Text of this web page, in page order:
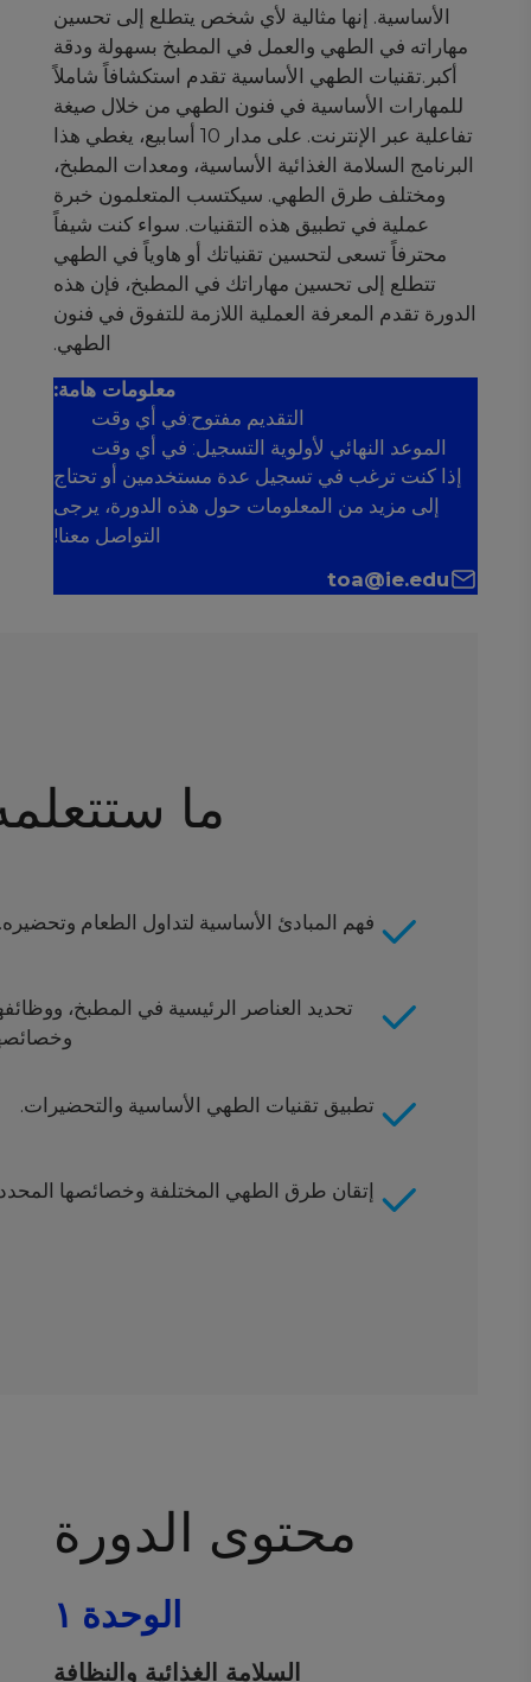
الأساسية. إنها مثالية لأي شخص يتطلع إلى تحسين
مهاراته في الطهي والعمل في المطبخ بسهولة ودقة
أكبر.تقنيات الطهي الأساسية تقدم استكشافاً شاملاً
للمهارات الأساسية في فنون الطهي من خلال صيغة
تفاعلية عبر الإنترنت. على مدار 10 أسابيع، يغطي هذا
البرنامج السلامة الغذائية الأساسية، ومعدات المطبخ،
ومختلف طرق الطهي. سيكتسب المتعلمون خبرة
عملية في تطبيق هذه التقنيات. سواء كنت شيفاً
محترفاً تسعى لتحسين تقنياتك أو هاوياً في الطهي
تتطلع إلى تحسين مهاراتك في المطبخ، فإن هذه
الدورة تقدم المعرفة العملية اللازمة للتفوق في فنون
الطهي.
معلومات هامة:
التقديم مفتوح:في أي وقت
الموعد النهائي لأولوية التسجيل: في أي وقت
إذا كنت ترغب في تسجيل عدة مستخدمين أو تحتاج
إلى مزيد من المعلومات حول هذه الدورة، يرجى
التواصل معنا!
toa@ie.edu
ما
فهم المبادئ الأساسية لتداول الطعام وتحضيره.
تحديد العناصر الرئيسية في المطبخ،
تطبيق تقنيات الطهي الأساسية والتحضيرات.
إتقان طرق الطهي المختلفة وخصائصها
محتوى الدورة
الوحدة ١
السلامة الغذائية والنظافة